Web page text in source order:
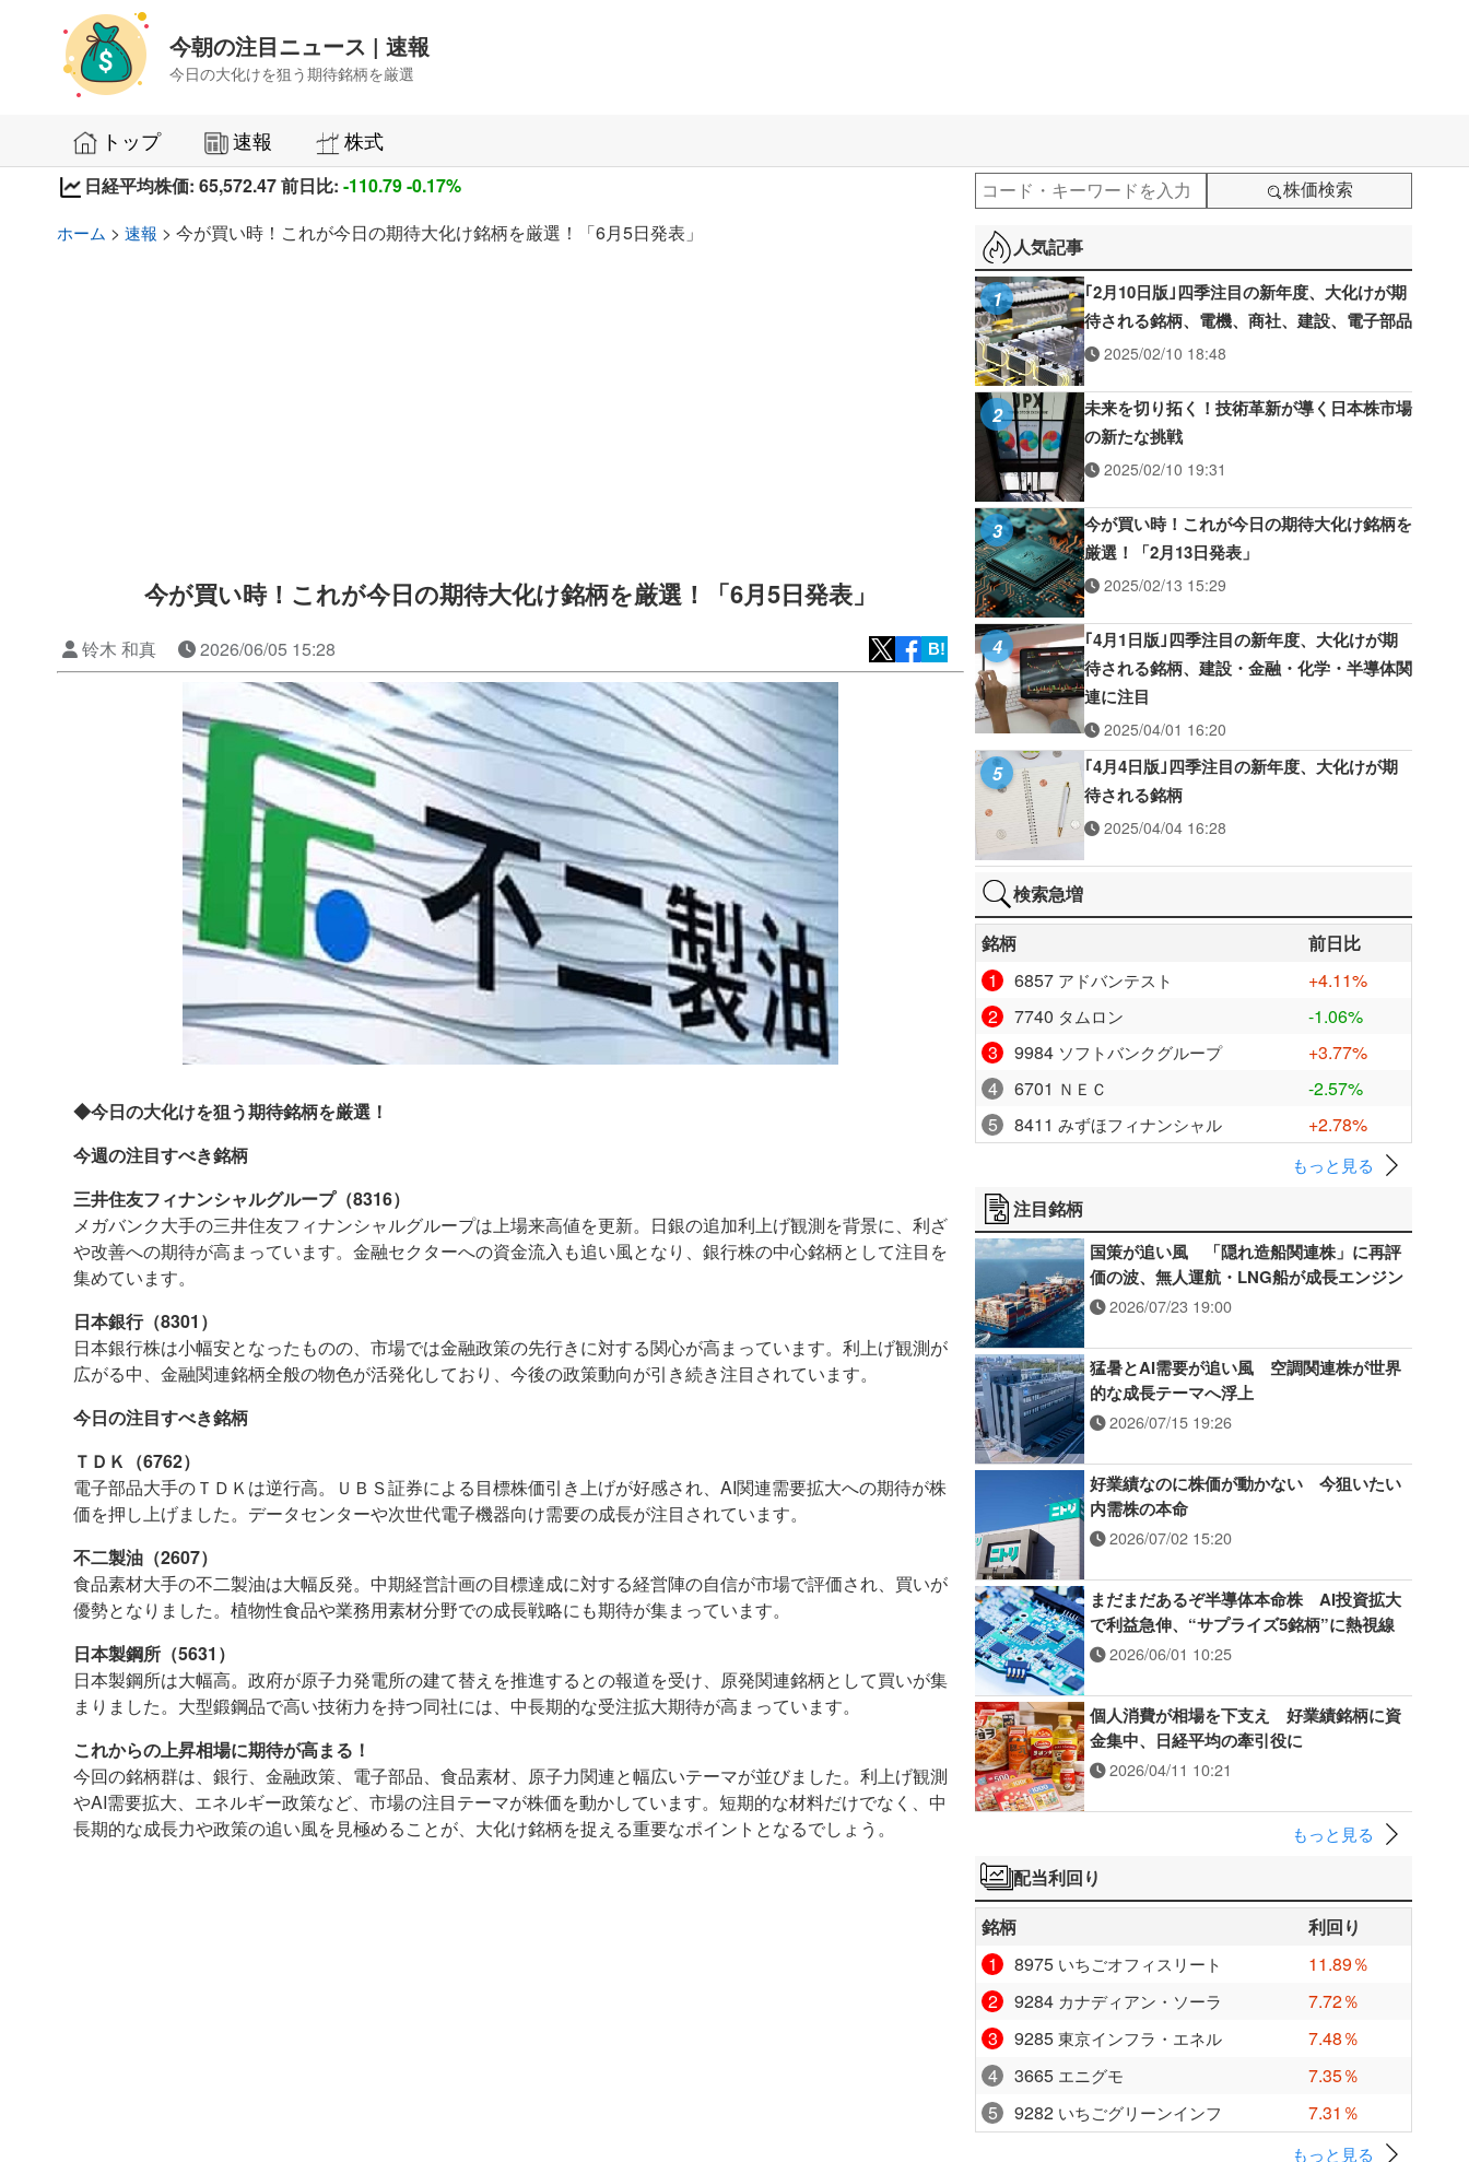
今朝の注目ニュース | 速報
今日の大化けを狙う期待銘柄を厳選
トップ 速報 株式
日経平均株価: 65,572.47 前日比: -110.79-0.17% 株価検索
ホーム > 速報 > 今が買い時！これが今日の期待大化け銘柄を厳選！「6月5日発表」
今が買い時！これが今日の期待大化け銘柄を厳選！「6月5日発表」
铃木 和真 2026/06/05 15:28 B!
◆今日の大化けを狙う期待銘柄を厳選！
今週の注目すべき銘柄
三井住友フィナンシャルグループ（8316）
メガバンク大手の三井住友フィナンシャルグループは上場来高値を更新。日銀の追加利上げ観測を背景に、利ざ
や改善への期待が高まっています。金融セクターへの資金流入も追い風となり、銀行株の中心銘柄として注目を
集めています。
日本銀行（8301）
日本銀行株は小幅安となったものの、市場では金融政策の先行きに対する関心が高まっています。利上げ観測が
広がる中、金融関連銘柄全般の物色が活発化しており、今後の政策動向が引き続き注目されています。
今日の注目すべき銘柄
ＴＤＫ（6762）
電子部品大手のＴＤＫは逆行高。ＵＢＳ証券による目標株価引き上げが好感され、AI関連需要拡大への期待が株
価を押し上げました。データセンターや次世代電子機器向け需要の成長が注目されています。
不二製油（2607）
食品素材大手の不二製油は大幅反発。中期経営計画の目標達成に対する経営陣の自信が市場で評価され、買いが
優勢となりました。植物性食品や業務用素材分野での成長戦略にも期待が集まっています。
日本製鋼所（5631）
日本製鋼所は大幅高。政府が原子力発電所の建て替えを推進するとの報道を受け、原発関連銘柄として買いが集
まりました。大型鍛鋼品で高い技術力を持つ同社には、中長期的な受注拡大期待が高まっています。
これからの上昇相場に期待が高まる！
今回の銘柄群は、銀行、金融政策、電子部品、食品素材、原子力関連と幅広いテーマが並びました。利上げ観測
やAI需要拡大、エネルギー政策など、市場の注目テーマが株価を動かしています。短期的な材料だけでなく、中
長期的な成長力や政策の追い風を見極めることが、大化け銘柄を捉える重要なポイントとなるでしょう。
人気記事
1
｢2月10日版｣四季注目の新年度、大化けが期
待される銘柄、電機、商社、建設、電子部品
2025/02/10 18:48
2
未来を切り拓く！技術革新が導く日本株市場
の新たな挑戦
2025/02/10 19:31
3
今が買い時！これが今日の期待大化け銘柄を
厳選！「2月13日発表」
2025/02/13 15:29
4
｢4月1日版｣四季注目の新年度、大化けが期
待される銘柄、建設・金融・化学・半導体関
連に注目
2025/04/01 16:20
5
｢4月4日版｣四季注目の新年度、大化けが期
待される銘柄
2025/04/04 16:28
検索急増
銘柄
前日比
1
6857 アドバンテスト
+4.11%
2
7740 タムロン
-1.06%
3
9984 ソフトバンクグループ
+3.77%
4
6701 ＮＥＣ
-2.57%
5
8411 みずほフィナンシャル +2.78%
もっと見る
注目銘柄
国策が追い風 「隠れ造船関連株」に再評
価の波、無人運航・LNG船が成長エンジン
2026/07/23 19:00
猛暑とAI需要が追い風 空調関連株が世界
的な成長テーマへ浮上
2026/07/15 19:26
好業績なのに株価が動かない 今狙いたい
内需株の本命
2026/07/02 15:20
まだまだあるぞ半導体本命株 AI投資拡大
で利益急伸、“サプライズ5銘柄”に熱視線
2026/06/01 10:25
個人消費が相場を下支え 好業績銘柄に資
金集中、日経平均の牽引役に
2026/04/11 10:21
もっと見る
配当利回り
銘柄
利回り
1
8975 いちごオフィスリート
11.89％
2
9284 カナディアン・ソーラ
7.72％
3
9285東京インフラ・エネル
7.48％
4
3665 エニグモ
7.35％
5
9282 いちごグリーンインフ 7.31％
もっと見る